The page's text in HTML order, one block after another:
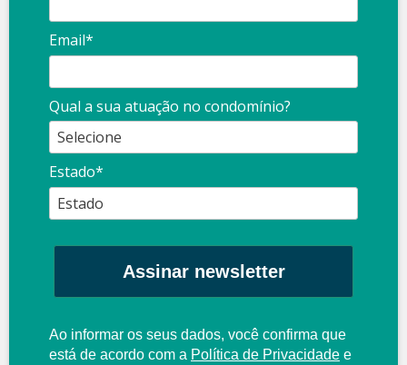
Email*
Qual a sua atuação no condomínio?
Estado*
Assinar newsletter
Ao informar os seus dados, você confirma que
está de acordo com a Política de Privacidade e